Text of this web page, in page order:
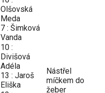
Olšovská
Meda
7 : Šimková
Vanda
10 :
Divišová
Adéla
13 : Jaroš
Eliška
Nástřel
míčkem do
žeber